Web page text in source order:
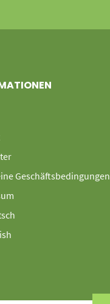
Geschäftsbedingungen